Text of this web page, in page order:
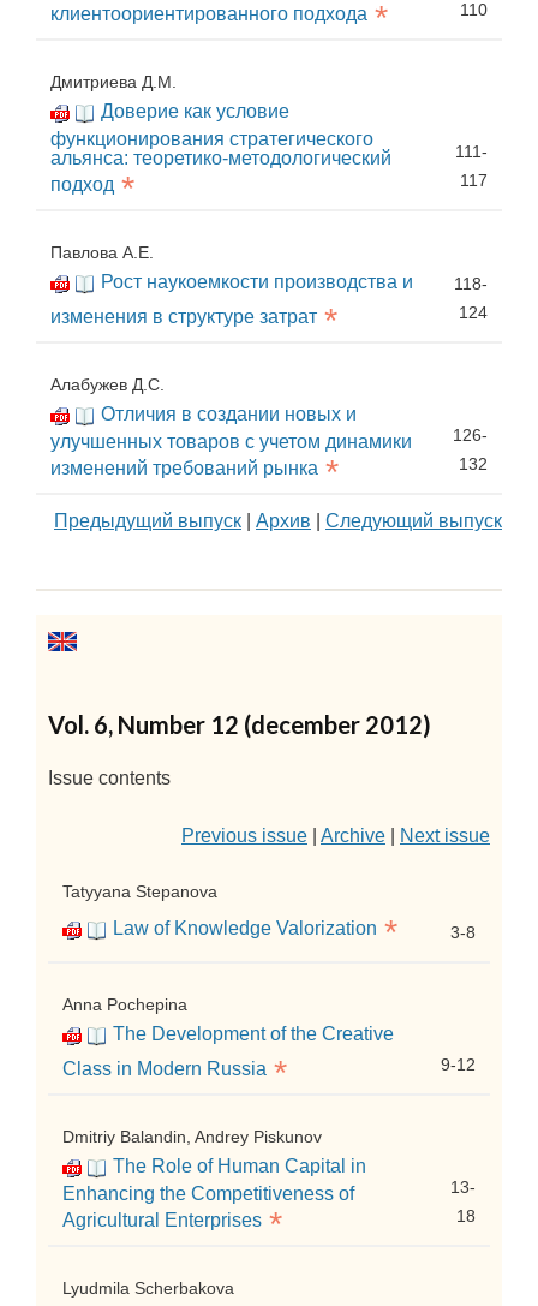
клиентоориентированного подхода * 110
Дмитриева Д.М.
Доверие как условие
функционирования стратегического
альянса: теоретико-методологический
подход *
111-
117
Павлова А.Е.
Рост наукоемкости производства и
изменения в структуре затрат *
118-
124
Алабужев Д.С.
Отличия в создании новых и
улучшенных товаров с учетом динамики
изменений требований рынка *
126-
132
Предыдущий выпуск Архив Следующий выпуск
Vol. 6, Number 12 (december 2012)
Issue contents
Previous issue Archive Next issue
Tatyyana Stepanova
Law of Knowledge Valorization * 3-8
Anna Pochepina
The Development of the Creative
Class in Modern Russia * 9-12
Dmitriy Balandin, Andrey Piskunov
The Role of Human Capital in
Enhancing the Competitiveness of
Agricultural Enterprises *
13-
18
Lyudmila Scherbakova